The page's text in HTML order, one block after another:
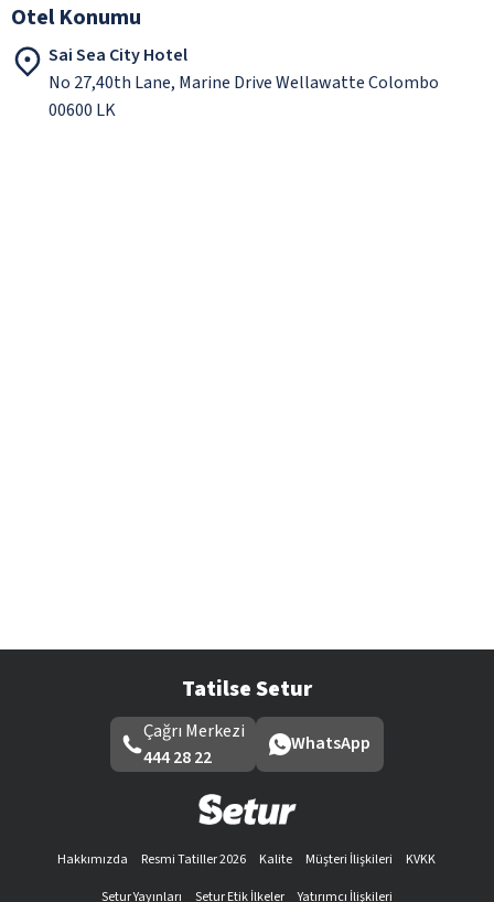
Otel Konumu
Sai Sea City Hotel
No 27,40th Lane, Marine Drive Wellawatte Colombo
00600 LK
Tatilse Setur
Çağrı Merkezi
444 28 22
WhatsApp
Hakkımızda Resmi Tatiller 2026 Kalite Müşteri İlişkileri
KVKK
Setur Yayınları
Setur Etik İlkeler
Yatırımcı İlişkileri